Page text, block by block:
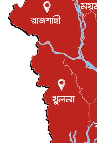
যুক্তরাজ্যে
সভা...
ইউকে কমিউনিটি
জাতীয়
জুলাই গণ-
জাতীয়
জনগণ
বেনজীর